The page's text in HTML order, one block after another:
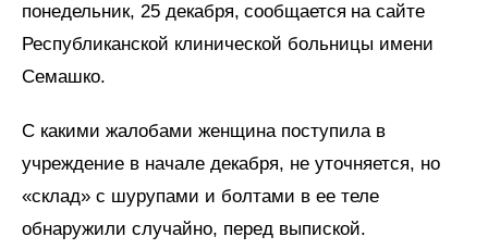
понедельник, 25 декабря, сообщается на сайте
Республиканской клинической больницы имени
Семашко.
С какими жалобами женщина поступила в
учреждение в начале декабря, не уточняется, но
«склад» с шурупами и болтами в ее теле
обнаружили случайно, перед выпиской.